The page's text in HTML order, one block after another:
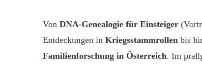
Von DNA-Genealogie für Einsteiger
Entdeckungen in Kriegsstammrollen bis
Familienforschung in Österreich. Im